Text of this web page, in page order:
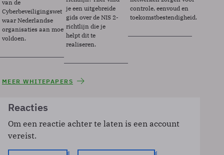
van de
Cyberbeveiligingswet
waar Nederlandse
organisaties aan moeten
voldoen.
je een uitgebreide
gids over de NIS 2-
richtlijn die je
helpt dit te
realiseren.
controle, eenvoud en
toekomstbestendigheid.
MEER WHITEPAPERS
Reacties
Om een reactie achter te laten is een account
vereist.